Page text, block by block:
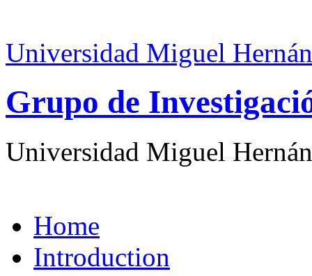
Universidad Miguel
Grupo de
Universidad Miguel
Home
Introduction